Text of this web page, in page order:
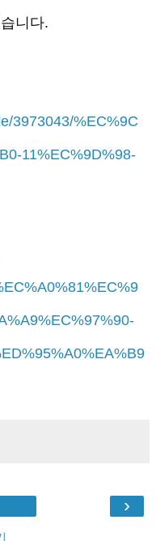
니다.
3973043/%EC%9C
11%EC%9D%98-
›